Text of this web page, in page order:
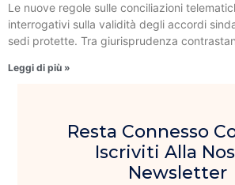
Le nuove regole sulle conciliazioni
interrogativi sulla validità degli accordi
sedi protette. Tra giurisprudenza
Leggi di più »
Resta Connesso
Iscriviti Alla
Newsletter